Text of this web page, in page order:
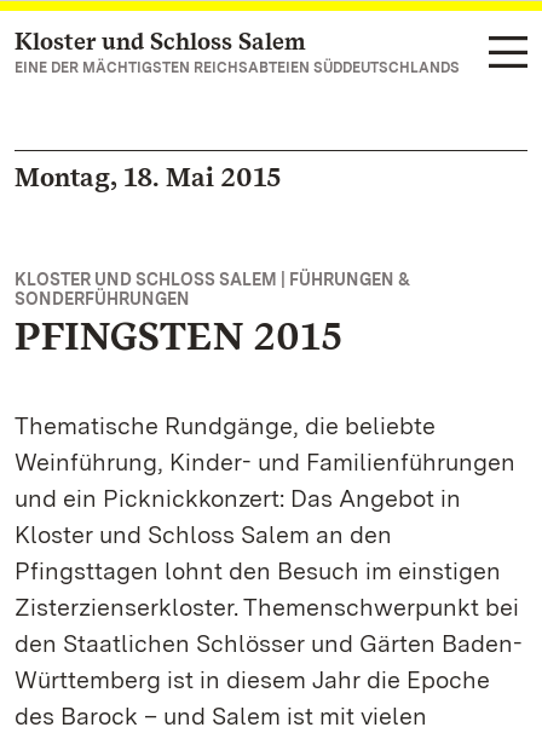
Zum Hauptinhalt springen
Kloster und Schloss Salem
EINE DER MÄCHTIGSTEN REICHSABTEIEN SÜDDEUTSCHLANDS
Montag, 18. Mai 2015
KLOSTER UND SCHLOSS SALEM | FÜHRUNGEN &
SONDERFÜHRUNGEN
PFINGSTEN 2015
Thematische Rundgänge, die beliebte
Weinführung, Kinder- und Familienführungen
und ein Picknickkonzert: Das Angebot in
Kloster und Schloss Salem an den
Pfingsttagen lohnt den Besuch im einstigen
Zisterzienserkloster. Themenschwerpunkt bei
den Staatlichen Schlösser und Gärten Baden-
Württemberg ist in diesem Jahr die Epoche
des Barock – und Salem ist mit vielen